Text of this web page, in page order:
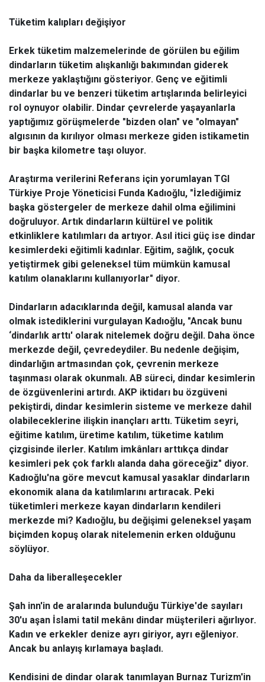
Tüketim kalıpları değişiyor
Erkek tüketim malzemelerinde de görülen bu eğilim
dindarların tüketim alışkanlığı bakımından giderek
merkeze yaklaştığını gösteriyor. Genç ve eğitimli
dindarlar bu ve benzeri tüketim artışlarında belirleyici
rol oynuyor olabilir. Dindar çevrelerde yaşayanlarla
yaptığımız görüşmelerde "bizden olan" ve "olmayan"
algısının da kırılıyor olması merkeze giden istikametin
bir başka kilometre taşı oluyor.
Araştırma verilerini Referans için yorumlayan TGI
Türkiye Proje Yöneticisi Funda Kadıoğlu, "İzlediğimiz
başka göstergeler de merkeze dahil olma eğilimini
doğruluyor. Artık dindarların kültürel ve politik
etkinliklere katılımları da artıyor. Asıl itici güç ise dindar
kesimlerdeki eğitimli kadınlar. Eğitim, sağlık, çocuk
yetiştirmek gibi geleneksel tüm mümkün kamusal
katılım olanaklarını kullanıyorlar" diyor.
Dindarların adacıklarında değil, kamusal alanda var
olmak istediklerini vurgulayan Kadıoğlu, "Ancak bunu
‘dindarlık arttı' olarak nitelemek doğru değil. Daha önce
merkezde değil, çevredeydiler. Bu nedenle değişim,
dindarlığın artmasından çok, çevrenin merkeze
taşınması olarak okunmalı. AB süreci, dindar kesimlerin
de özgüvenlerini artırdı. AKP iktidarı bu özgüveni
pekiştirdi, dindar kesimlerin sisteme ve merkeze dahil
olabileceklerine ilişkin inançları arttı. Tüketim seyri,
eğitime katılım, üretime katılım, tüketime katılım
çizgisinde ilerler. Katılım imkânları arttıkça dindar
kesimleri pek çok farklı alanda daha göreceğiz" diyor.
Kadıoğlu'na göre mevcut kamusal yasaklar dindarların
ekonomik alana da katılımlarını artıracak. Peki
tüketimleri merkeze kayan dindarların kendileri
merkezde mi? Kadıoğlu, bu değişimi geleneksel yaşam
biçimden kopuş olarak nitelemenin erken olduğunu
söylüyor.
Daha da liberalleşecekler
Şah inn'in de aralarında bulunduğu Türkiye'de sayıları
30'u aşan İslami tatil mekânı dindar müşterileri ağırlıyor.
Kadın ve erkekler denize ayrı giriyor, ayrı eğleniyor.
Ancak bu anlayış kırlamaya başladı.
Kendisini de dindar olarak tanımlayan Burnaz Turizm'in